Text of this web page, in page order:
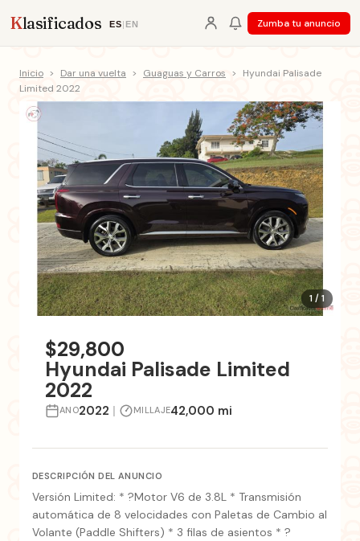
Klasificados ES| EN Zumba tu anuncio
Inicio > Dar una vuelta > Guaguas y Carros >
Hyundai Palisade
Limited 2022
1 / 1
$29,800
Hyundai Palisade Limited
2022
ANO2022 | MILLAJE42,000 mi
DESCRIPCIÓN DEL ANUNCIO
Versión Limited: * ?Motor V6 de 3.8L * Transmisión
automática de 8 velocidades con Paletas de Cambio al
Volante (Paddle Shifters) * 3 filas de asientos * ?